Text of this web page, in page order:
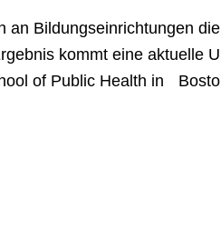
an Bildungseinrichtungen
kommt eine aktuelle
of Public Health in